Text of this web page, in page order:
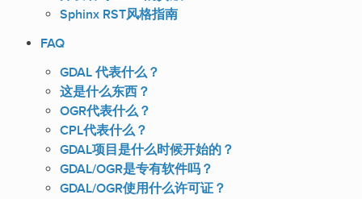
Sphinx RST风格指南
FAQ
GDAL 代表什么？
这是什么东西？
OGR代表什么？
CPL代表什么？
GDAL项目是什么时候开始的？
GDAL/OGR是专有软件吗？
GDAL/OGR使用什么许可证？